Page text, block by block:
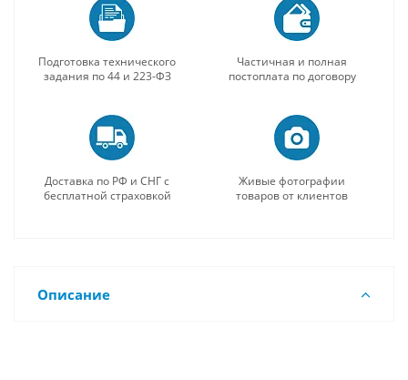
Подготовка технического
задания по 44 и 223-ФЗ
Частичная и полная
постоплата по договору
Доставка по РФ и СНГ с
бесплатной страховкой
Живые фотографии
товаров от клиентов
Описание